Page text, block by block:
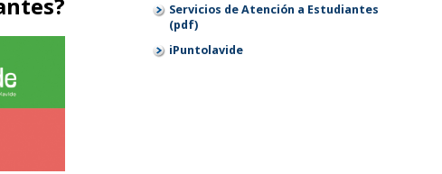
Servicios de Atención a Estudiantes
(pdf)
iPuntolavide